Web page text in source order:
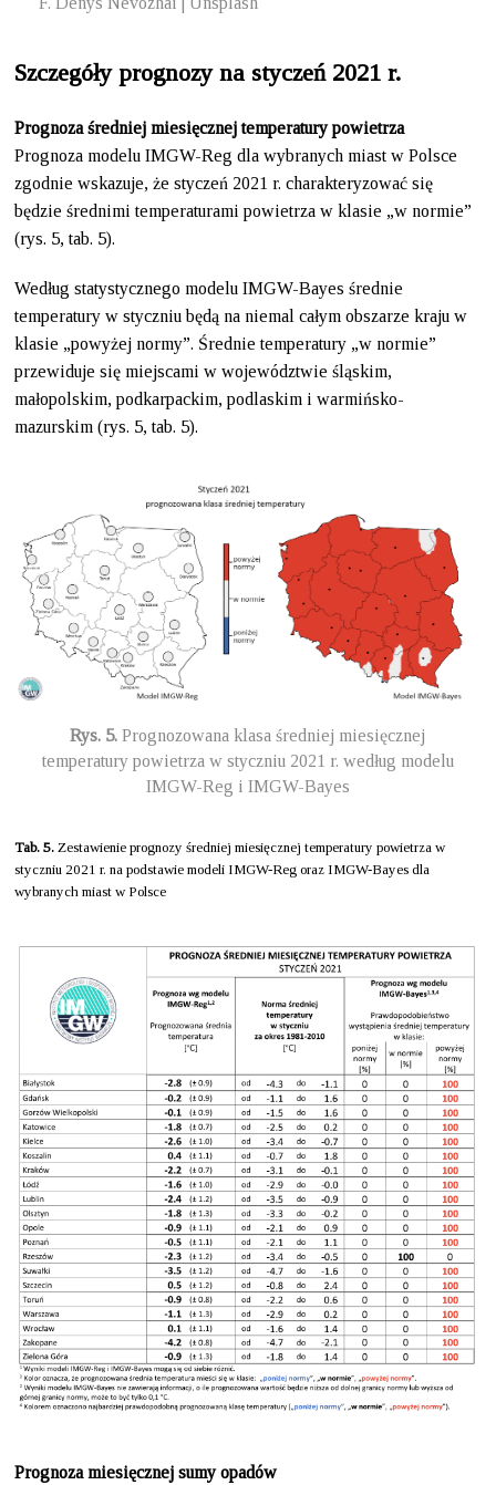
Szczegóły prognozy na styczeń 2021 r.
Prognoza średniej miesięcznej temperatury powietrza
Prognoza modelu IMGW-Reg dla wybranych miast w Polsce
zgodnie wskazuje, że styczeń 2021 r. charakteryzować się
będzie średnimi temperaturami powietrza w klasie „w normie”
(rys. 5, tab. 5).
Według statystycznego modelu IMGW-Bayes średnie
temperatury w styczniu będą na niemal całym obszarze kraju w
klasie „powyżej normy”. Średnie temperatury „w normie”
przewiduje się miejscami w województwie śląskim,
małopolskim, podkarpackim, podlaskim i warmińsko-
mazurskim (rys. 5, tab. 5).
Rys. 5. Prognozowana klasa średniej miesięcznej
temperatury powietrza w styczniu 2021 r. według modelu
IMGW-Reg i IMGW-Bayes
Tab. 5.Zestawienie prognozy średniej miesięcznej temperatury powietrza w
styczniu 2021 r. na podstawie modeli IMGW-Reg oraz IMGW-Bayes dla
wybranych miast w Polsce
Prognoza miesięcznej sumy opadów